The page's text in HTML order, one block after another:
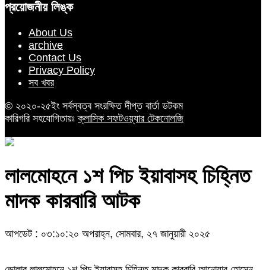
প্রয়োজনীয় লিঙ্ক
About Us
archive
Contact Us
Privacy Policy
সব খবর
© ২০২০-২৫ইং সর্বস্বত্ব সংরক্ষিত দীপ্ত বার্তা ডটকম
কারিগরি সহযোগিতায়ঃক্লাসিক সফটওয়্যার টেকনোলজি
লালমোহনে ১শ পিচ ইয়াবাসহ চিহ্নিত
মাদক কারবারি আটক
আপডেট : ০৩:১০:২০ অপরাহ্ন, সোমবার, ২৭ জানুয়ারী ২০২৫